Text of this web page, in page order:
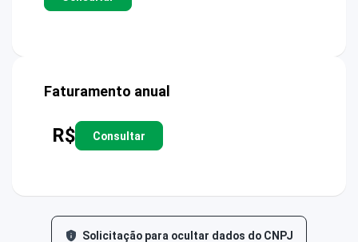
Faturamento anual
R$ Consultar
Solicitação para ocultar dados do CNPJ